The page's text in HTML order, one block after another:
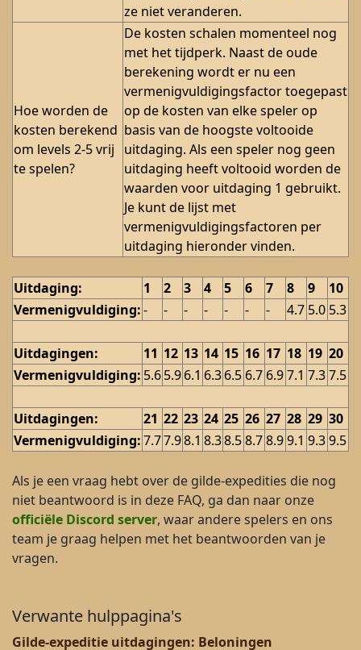
ze niet veranderen.
Hoe worden de
kosten berekend
om levels 2-5 vrij
te spelen?
De kosten schalen momenteel nog
met het tijdperk. Naast de oude
berekening wordt er nu een
vermenigvuldigingsfactor toegepast
op de kosten van elke speler op
basis van de hoogste voltooide
uitdaging. Als een speler nog geen
uitdaging heeft voltooid worden de
waarden voor uitdaging 1 gebruikt.
Je kunt de lijst met
vermenigvuldigingsfactoren per
uitdaging hieronder vinden.
Uitdaging: 1 2 3 4 5 6 7 8 9
10
Vermenigvuldiging:- - - - - - - 4.7 5.0 5.3
Uitdagingen: 11 12 13 14 15 16 17 18 19 20
Vermenigvuldiging: 5.65.96.1 6.36.5 6.7 6.97.1 7.37.5
Uitdagingen: 21 22 23 24 25 26 27 28 29 30
Vermenigvuldiging:7.77.98.1 8.38.58.78.99.1 9.39.5
Als je een vraag hebt over de gilde-expedities die nog
niet beantwoord is in deze FAQ, ga dan naar onze
officiële Discord server, waar andere spelers en ons
team je graag helpen met het beantwoorden van je
vragen.
Verwante hulppagina's
Gilde-expeditie uitdagingen: Beloningen